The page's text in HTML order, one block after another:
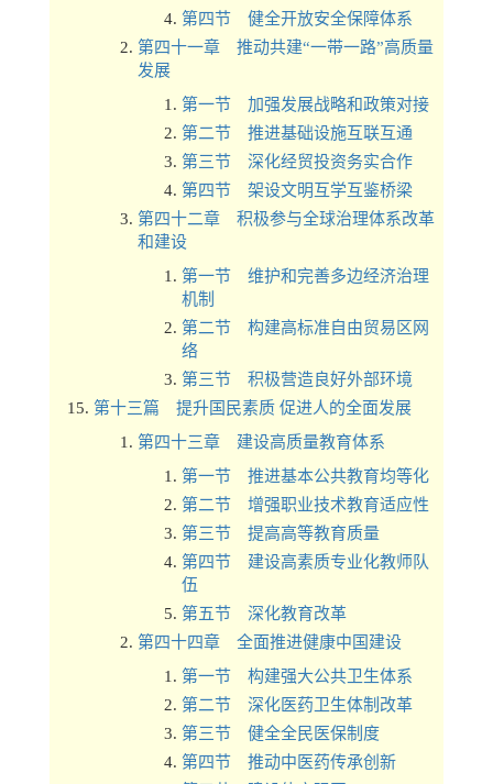
第四节 健全开放安全保障体系
第四十一章 推动共建“一带一路”高质量
发展
第一节 加强发展战略和政策对接
第二节 推进基础设施互联互通
第三节 深化经贸投资务实合作
第四节 架设文明互学互鉴桥梁
第四十二章 积极参与全球治理体系改革
和建设
第一节 维护和完善多边经济治理
机制
第二节 构建高标准自由贸易区网
络
第三节 积极营造良好外部环境
第十三篇 提升国民素质 促进人的全面发展
第四十三章 建设高质量教育体系
第一节 推进基本公共教育均等化
第二节 增强职业技术教育适应性
第三节 提高高等教育质量
第四节 建设高素质专业化教师队
伍
第五节 深化教育改革
第四十四章 全面推进健康中国建设
第一节 构建强大公共卫生体系
第二节 深化医药卫生体制改革
第三节 健全全民医保制度
第四节 推动中医药传承创新